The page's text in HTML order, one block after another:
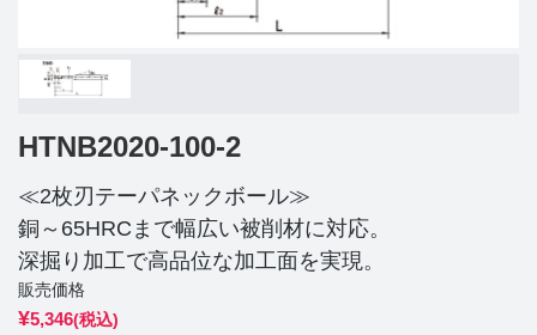
HTNB2020-100-2
≪2枚刃テーパネックボール≫
銅～65HRCまで幅広い被削材に対応。
深掘り加工で高品位な加工面を実現。
販売価格
¥5,346(税込)